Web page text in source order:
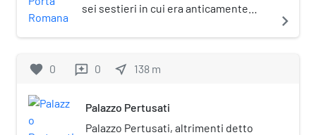
sei sestieri in cui era anticamente
ai confini del moderno centro storico,
Navigli, ovvero dal tracciato delle
Cerchia costituiva originariamente il
fossato difensivo. Prende il nome
navigate_next
favorite 0 reviews 0 near_me 138 m
Palazzo Pertusati
Palazzo Pertusati, altrimenti detto